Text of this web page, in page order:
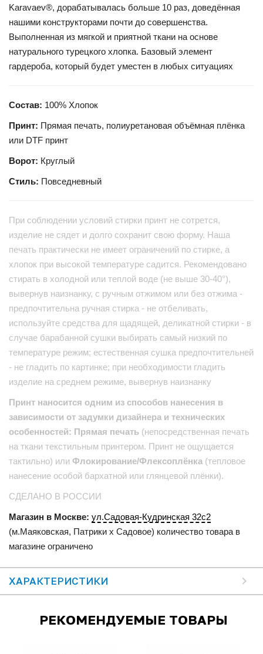
Karavaev®, дорабатывалась больше 10 раз, доведённая
нашими конструкторами почти до совершенства.
Выполненная из мягкой и приятной ткани на основе
натурального турецкого хлопка. Базовый элемент
гардероба, который будет уместен в любых ситуациях
Состав: 100% Хлопок
Принт: Прямая печать, полиуретановая объёмная плёнка
или DTF принт
Ворот: Круглый
Стиль: Повседневный
При соблюдении условий стирки принт не сотрется,
изделие не сядет и долго сохранит свою форму. Наша
печать практически не имеет ограничений по стирке, а
хлопок при высокой температуре садится. Рекомендовано
стирать в холодной или теплой воде (не выше 30-40°),
вывернув наизнанку, с ручным отжимом или без отжима -
предпочтительна ручная стирка - не отбеливать,
используйте средства для щадящей, деликатной стирки - в
случае барабанной сушки выбирать самый низкий по
температуре режим; естественная сушка предпочтительней
- не гладить по картинке; при необходимости гладить
изделие на среднем режиме, вывернув наизнанку
Принт наносится одним из способов нанесения в
зависимости от задумки дизайнера и технических
особенностей: Прямая печать (непосредственная печать
на ткани текстильным принтером. Принт не ощущается
тактильно) или Флокирование/Флексоплёнка (тепловое
нанесение особой бархатной или глянцевой плёнки).
СДЕЛАНО В РОССИИ
Магазин в Москве: ул.Садовая-Кудринская 32с2
(м.Маяковская, Патрики x Садовое) количество товара в
магазине ограничено
ХАРАКТЕРИСТИКИ
РЕКОМЕНДУЕМЫЕ ТОВАРЫ